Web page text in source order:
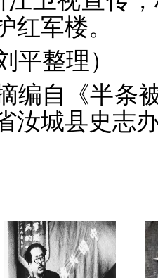
红军楼。
平整理）
编自《半条
汝城县史志